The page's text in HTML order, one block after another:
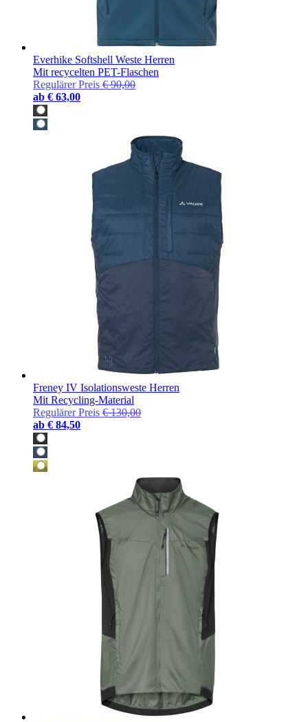
Everhike Softshell Weste Herren
Mit recycelten PET-Flaschen
Regulärer Preis € 90,00
ab € 63,00
Freney IV Isolationsweste Herren
Mit Recycling-Material
Regulärer Preis € 130,00
ab € 84,50